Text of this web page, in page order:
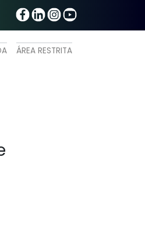
ÁREA RESTRITA